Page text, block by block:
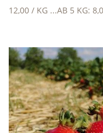
12,00 / KG ...AB 5 KG: